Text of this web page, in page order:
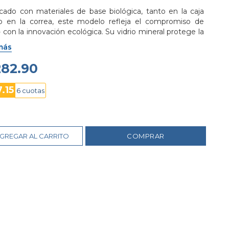
con materiales de base biológica, tanto en la caja
en la correa, este modelo refleja el compromiso de
con la innovación ecológica. Su vidrio mineral protege la
contra arañazos, garantizando durabilidad.
resistencia al agua de 200 metros, es ideal para
acuáticas, mientras que su batería CR2025
una duración excepcional de hasta 10 años,
fiabilidad a largo plazo.
y con conciencia ecológica.
6 cuotas
AL CARRITO COMPRAR